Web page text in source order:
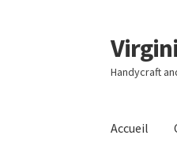
Passer
à
la
Passer
au
contenu
Handycraft
Accueil